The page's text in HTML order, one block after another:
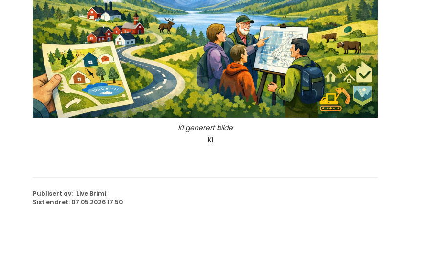
KI generert bilde
KI
Publisert av
Live Brimi
Sist endret 07.05.2026 17.50